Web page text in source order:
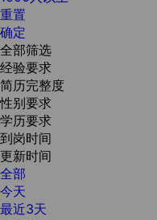
重置
确定
全部筛选
经验要求
简历完整度
性别要求
学历要求
到岗时间
更新时间
全部
今天
最近3天